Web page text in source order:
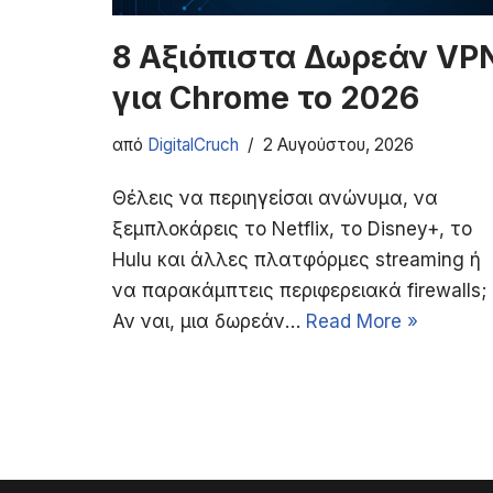
8 Αξιόπιστα Δωρεάν
για Chrome το 2026
από DigitalCruch 2 Αυγούστου, 2026
Θέλεις να περιηγείσαι ανώνυμα, να
ξεμπλοκάρεις το Netflix, το Disney+, το
Hulu και άλλες πλατφόρμες streaming ή
να παρακάμπτεις περιφερειακά firewalls;
Αν ναι, μια δωρεάν… Read More »